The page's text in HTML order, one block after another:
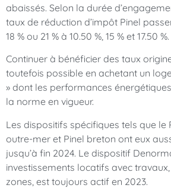
abaissés. Selon la durée
taux de réduction d’impôt Pinel
18 % ou 21 % à 10.50 %, 15 % et 17.50 %.
Continuer à bénéficier des taux
toutefois possible en achetant un
» dont les performances
la norme en vigueur.
Les dispositifs spécifiques tels que le
outre-mer et Pinel breton ont eux
jusqu’à fin 2024. Le dispositif
investissements locatifs avec
zones, est toujours actif en 2023.